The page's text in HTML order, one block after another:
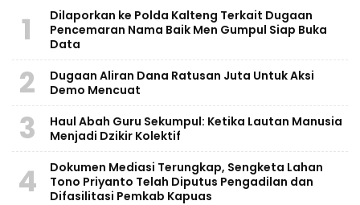
1
Dilaporkan ke Polda Kalteng Terkait Dugaan
Pencemaran Nama Baik Men Gumpul Siap Buka
Data
2
Dugaan Aliran Dana Ratusan Juta Untuk Aksi
Demo Mencuat
3
Haul Abah Guru Sekumpul: Ketika Lautan Manusia
Menjadi Dzikir Kolektif
4
​Dokumen Mediasi Terungkap, Sengketa Lahan
Tono Priyanto Telah Diputus Pengadilan dan
Difasilitasi Pemkab Kapuas